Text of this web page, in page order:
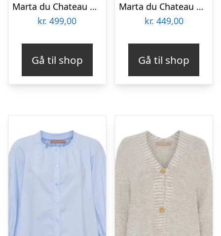
Marta du Chateau dame strik MdcJuliana 2413 – Navy2055
kr. 499,00
Gå til shop
Marta du Chateau dame skjorte MdcOrlanda 7497 – Grey79231
kr. 449,00
Gå til shop